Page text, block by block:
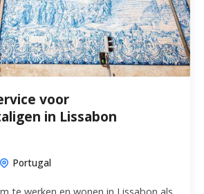
voor
in Lissabon
Portugal